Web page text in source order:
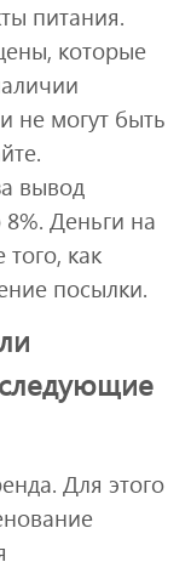
питания.
которые
не могут быть
вывод
8%. Деньги на
как
посылки.
Для этого